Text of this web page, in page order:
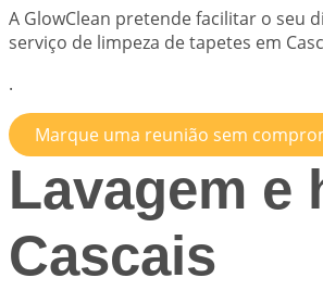
A GlowClean pretende facilitar o seu
serviço de limpeza de tapetes em
.
Marque uma reunião sem
Lavagem e
Cascais